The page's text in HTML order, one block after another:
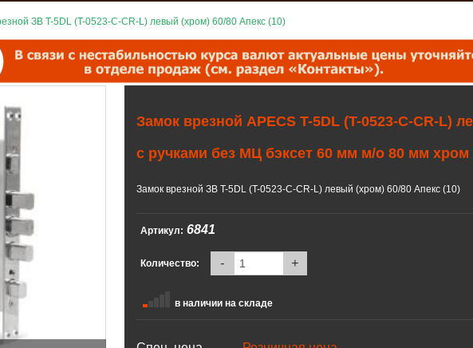
ЗВ T-5DL (T-0523-C-CR-L) левый (хром) 60/80 Апекс (10)
Замок врезной APECS T-5DL (T-0523-C-CR-L)
с ручками без МЦ бэксет 60 мм м/о 80 мм хром
Замок врезной ЗВ T-5DL (T-0523-C-CR-L) левый (хром) 60/80 Апекс (10)
Артикул: 6841
Количество: - +
в наличии на складе